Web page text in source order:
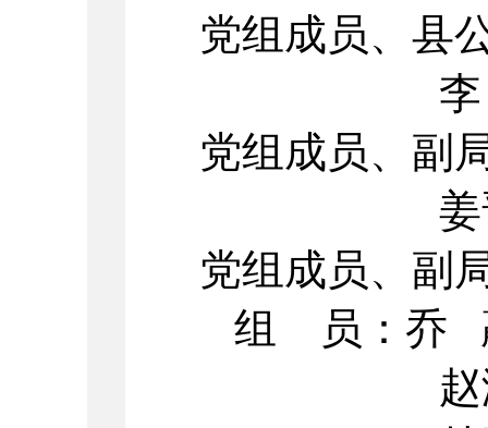
党组成员、县
李 波 县
党组成员、
姜晋涛
党组成员、副
组 员：乔
赵淑辛